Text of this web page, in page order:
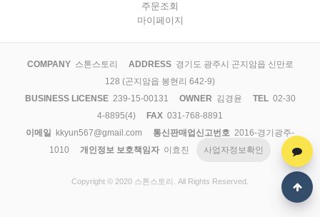
주문조회
마이페이지
COMPANY 스톤스토리 ADDRESS 경기도 광주시 곤지암읍 신만로
128 (곤지암읍 봉현리 642-9)
BUSINESS LICENSE 239-15-00131 OWNER 김경윤 TEL 02-30
4-8895(4)
FAX 031-768-8891
이메일
kkyun567@gmail.com 통신판매업신고번호 2016-경기광주-
1010
개인정보 보호책임자 이효진 사업자정보확인
Copyright © 2020 스톤스토리. All Rights Reserved.